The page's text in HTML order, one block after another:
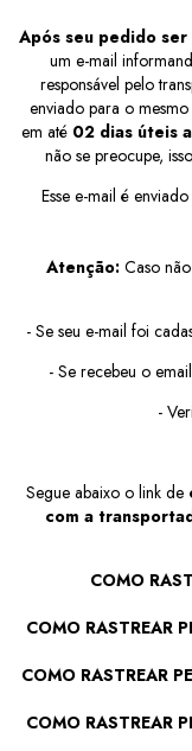
Após seu pedido
um e-mail
responsável pelo
enviado para o
em até 02 dias úteis
não se preocupe,
Esse e-mail é
Atenção: Caso
- Se seu e-mail foi
- Se recebeu o
-
Segue abaixo o link de
com a
COMO
COMO RASTREAR
COMO RASTREAR
COMO RASTREAR